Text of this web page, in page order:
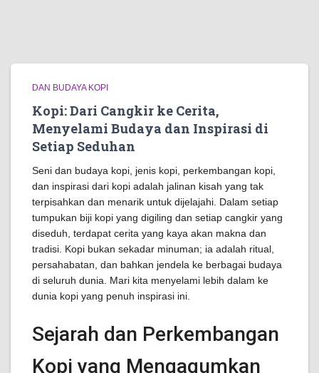
DAN BUDAYA KOPI
Kopi: Dari Cangkir ke Cerita,
Menyelami Budaya dan Inspirasi di
Setiap Seduhan
Seni dan budaya kopi, jenis kopi, perkembangan kopi,
dan inspirasi dari kopi adalah jalinan kisah yang tak
terpisahkan dan menarik untuk dijelajahi. Dalam setiap
tumpukan biji kopi yang digiling dan setiap cangkir yang
diseduh, terdapat cerita yang kaya akan makna dan
tradisi. Kopi bukan sekadar minuman; ia adalah ritual,
persahabatan, dan bahkan jendela ke berbagai budaya
di seluruh dunia. Mari kita menyelami lebih dalam ke
dunia kopi yang penuh inspirasi ini.
Sejarah dan Perkembangan
Kopi yang Mengagumkan